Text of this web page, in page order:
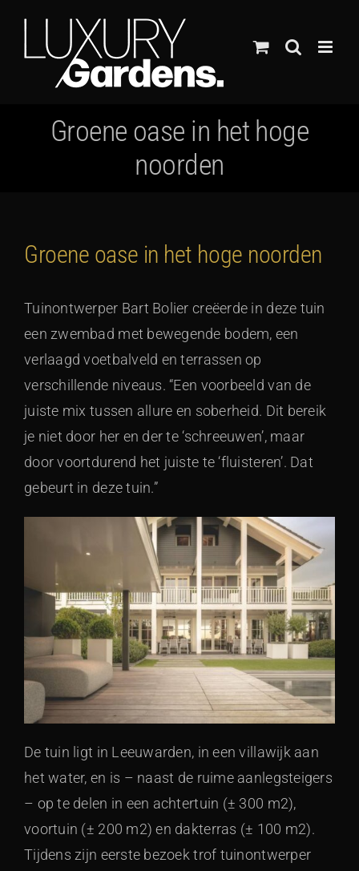
inhoud
Groene oase in het hoge
noorden
Groene oase in het hoge noorden
Tuinontwerper Bart Bolier creëerde in deze tuin
een zwembad met bewegende bodem, een
verlaagd voetbalveld en terrassen op
verschillende niveaus. “Een voorbeeld van de
juiste mix tussen allure en soberheid. Dit bereik
je niet door her en der te ‘schreeuwen’, maar
door voortdurend het juiste te ‘fluisteren’. Dat
gebeurt in deze tuin.”
De tuin ligt in Leeuwarden, in een villawijk aan
het water, en is – naast de ruime aanlegsteigers
– op te delen in een achtertuin (± 300 m2),
voortuin (± 200 m2) en dakterras (± 100 m2).
Tijdens zijn eerste bezoek trof tuinontwerper